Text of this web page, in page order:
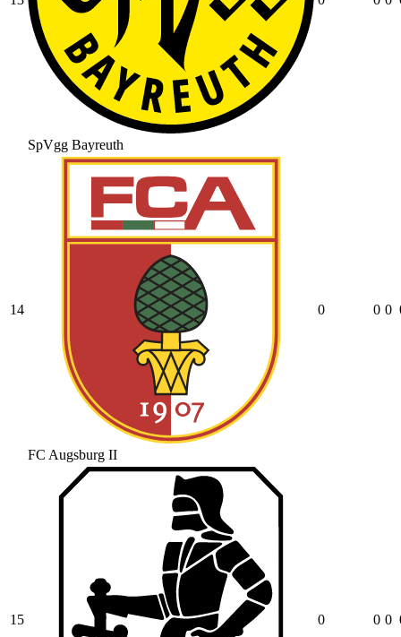
SpVgg Bayreuth
14
FC Augsburg II
0 0 0
15 0 0 0